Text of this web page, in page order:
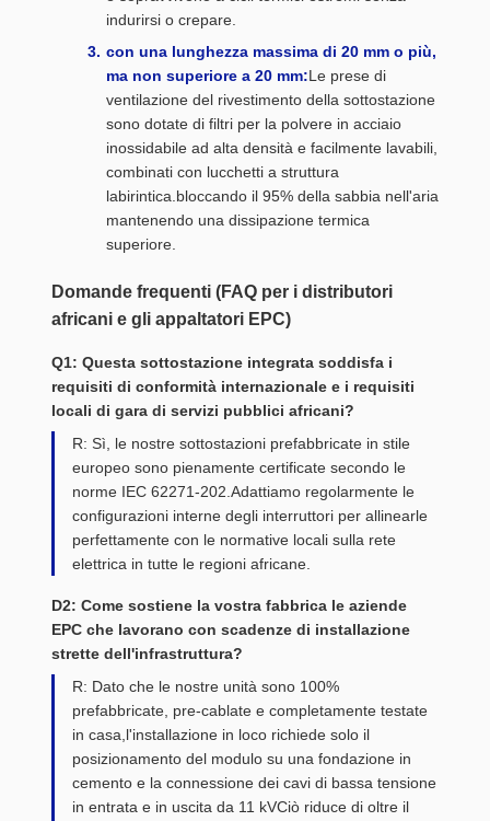
indurirsi o crepare.
con una lunghezza massima di 20 mm o più,
ma non superiore a 20 mm:Le prese di
ventilazione del rivestimento della sottostazione
sono dotate di filtri per la polvere in acciaio
inossidabile ad alta densità e facilmente lavabili,
combinati con lucchetti a struttura
labirintica.bloccando il 95% della sabbia nell'aria
mantenendo una dissipazione termica
superiore.
Domande frequenti (FAQ per i distributori
africani e gli appaltatori EPC)
Q1: Questa sottostazione integrata soddisfa i
requisiti di conformità internazionale e i requisiti
locali di gara di servizi pubblici africani?
R: Sì, le nostre sottostazioni prefabbricate in stile
europeo sono pienamente certificate secondo le
norme IEC 62271-202.Adattiamo regolarmente le
configurazioni interne degli interruttori per allinearle
perfettamente con le normative locali sulla rete
elettrica in tutte le regioni africane.
D2: Come sostiene la vostra fabbrica le aziende
EPC che lavorano con scadenze di installazione
strette dell'infrastruttura?
R: Dato che le nostre unità sono 100%
prefabbricate, pre-cablate e completamente testate
in casa,l'installazione in loco richiede solo il
posizionamento del modulo su una fondazione in
cemento e la connessione dei cavi di bassa tensione
in entrata e in uscita da 11 kVCiò riduce di oltre il